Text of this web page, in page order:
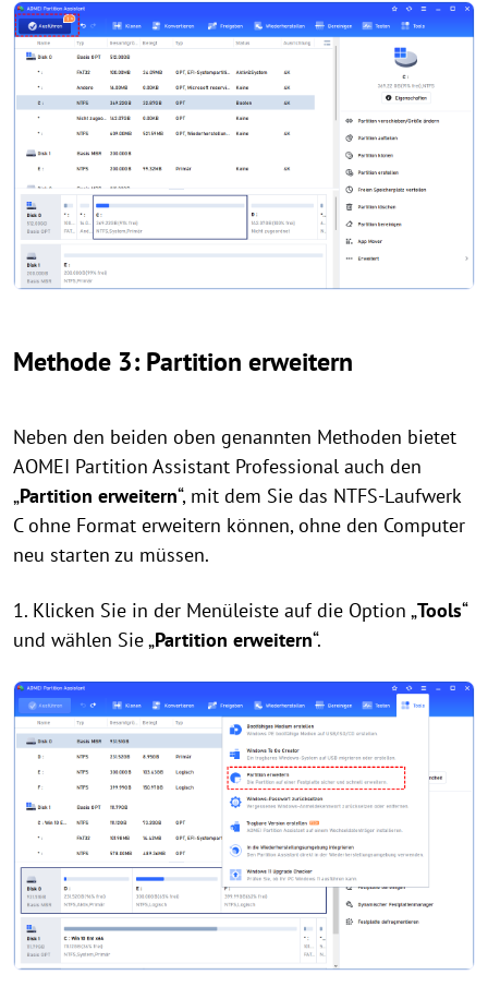
Methode 3: Partition erweitern
Neben den beiden oben genannten Methoden bietet
AOMEI Partition Assistant Professional auch den
„Partition erweitern“, mit dem Sie das NTFS-Laufwerk
C ohne Format erweitern können, ohne den Computer
neu starten zu müssen.
1. Klicken Sie in der Menüleiste auf die Option „Tools“
und wählen Sie „Partition erweitern“.